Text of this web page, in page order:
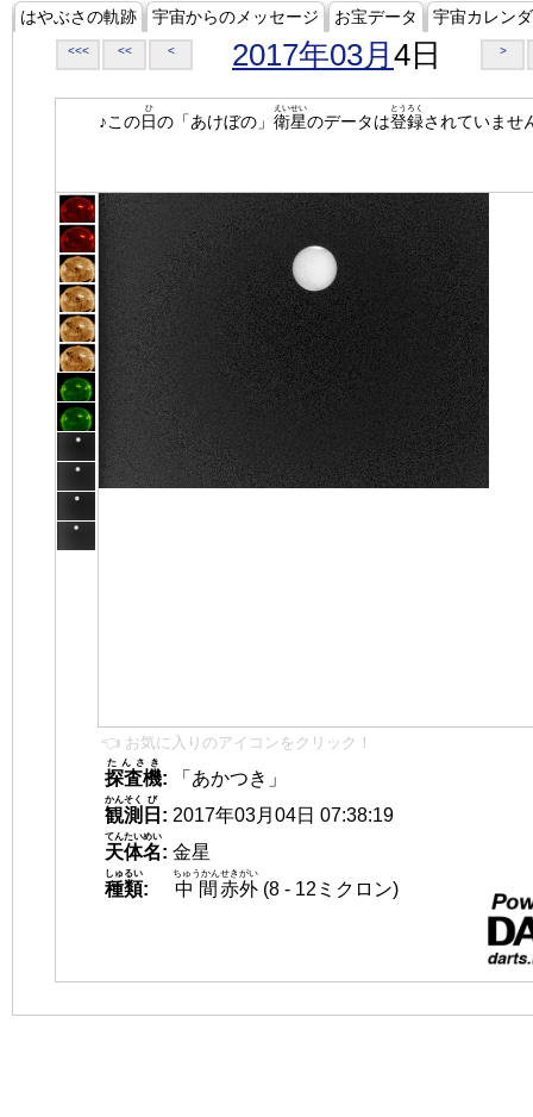
はやぶさの軌跡 宇宙からのメッセージ お宝データ 宇宙カレン
<<< << < 2017年03月 4日 >
♪この日
ひ
の「あけぼの」 衛星
えいせい
のデータは登録
とうろく
されていませ
👈 お気に入りのアイコンをクリック！
探査機
たんさき
:
「あかつき」
観測
かんそく
日
び
: 2017年03月04日 07:38:19
天体名
てんたいめい
: 金星
種類
しゅるい
: 中間
ちゅうかん
赤外
せきがい
(8 - 12ミクロン)